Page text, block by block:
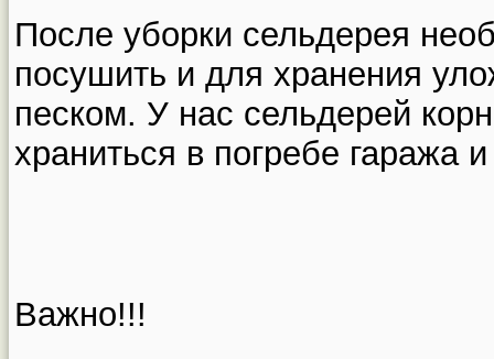
После уборки сельдерея
посушить и для хранения
песком. У нас сельдерей
храниться в погребе гаража
Важно!!!